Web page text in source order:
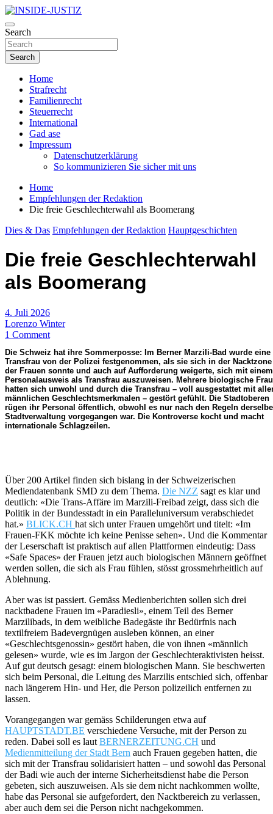
Skip
to
content
INSIDE-JUSTIZ
Investigativer Journalismus zur Dritten Gewalt
Search
Search
Home
Strafrecht
Familienrecht
Steuerrecht
International
Gad ase
Impressum
Datenschutzerklärung
So kommunizieren Sie sicher mit uns
Home
Empfehlungen der Redaktion
Die freie Geschlechterwahl als Boomerang
Dies & Das Empfehlungen der Redaktion Hauptgeschichten
Die freie Geschlechterwahl
als Boomerang
4. Juli 2026
Lorenzo Winter
1 Comment
Die Schweiz hat ihre Sommerposse: Im Berner Marzili-Bad wurde eine
Transfrau von der Polizei festgenommen, als sie sich in der Nacktzone
der Frauen sonnte und auch auf Aufforderung weigerte, sich mit einem
Personalausweis als Transfrau auszuweisen. Mehrere biologische
hatten sich unwohl und durch die Transfrau – voll ausgestattet mit
männlichen Geschlechtsmerkmalen – gestört gefühlt. Die Stadtoberen
rügen ihr Personal öffentlich, obwohl es nur nach den Regeln
Stadtverwaltung vorgegangen war. Die Kontroverse kocht und macht
internationale Schlagzeilen.
Über 200 Artikel finden sich bislang in der Schweizerischen
Mediendatenbank SMD zu dem Thema. Die NZZ sagt es klar und
deutlich: «Die Trans-Affäre im Marzili-Freibad zeigt, dass sich die
Politik in der Bundesstadt in ein Paralleluniversum verabschiedet
hat.» BLICK.CH hat sich unter Frauen umgehört und titelt: «Im
Frauen-FKK möchte ich keine Penisse sehen». Und die Kommentar
der Leserschaft ist praktisch auf allen Plattformen eindeutig: Dass
«Safe Spaces» der Frauen jetzt auch biologischen Männern geöffnet
werden sollen, die sich als Frau fühlen, stösst grossmehrheitlich auf
Ablehnung.
Aber was ist passiert. Gemäss Medienberichten sollen sich drei
nacktbadene Frauen im «Paradiesli», einem Teil des Berner
Marzilibads, in dem weibliche Badegäste ihr Bedürfnis nach
textilfreiem Badevergnügen ausleben können, an einer
«Geschlechtsgenossin» gestört haben, die von ihnen «männlich
gelesen» wurde, wie es im Jargon der Geschlechteraktivisten heisst.
Auf gut deutsch gesagt: einem biologischen Mann. Sie beschwerten
sich beim Personal, die Leitung des Marzilis entschied sich, offenbar
nach längerem Hin- und Her, die Person polizeilich entfernen zu
lassen.
Vorangegangen war gemäss Schilderungen etwa auf
HAUPTSTADT.BE verschiedene Versuche, mit der Person zu
reden. Dabei soll es laut BERNERZEITUNG.CH und
Medienmitteilung der Stadt Bern auch Frauen gegeben hatten, die
sich mit der Transfrau solidarisiert hatten – und sowohl das Personal
der Badi wie auch der interne Sicherheitsdienst habe die Person
gebeten, sich auszuweisen. Als sie dem nicht nachkommen wollte,
habe das Personal sie aufgefordert, den Nacktbereich zu verlassen,
aber auch dem sei die Person nicht nachgekommen.